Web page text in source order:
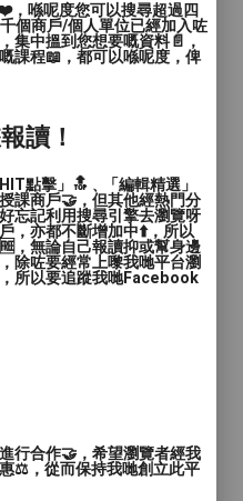
拍攝樂器表
器，補光燈 。
荔枝角區） 。
喺呢度您可以搜尋超過四
個商戶/個人單位已經加入咗
集中搵到您想要嘅資料📄，
課程📖，都可以喺呢度，俾
讀！
點擊」🔝﹑「編輯精選」
課商戶🤝，但其他經熱門分
忘記利用搜尋引擎去瀏覽呀
，亦都不斷增加中⬆️，所以
，無論自己報讀抑或幫身邊
除咗要經常上嚟我哋平台瀏
所以要追蹤我哋Facebook
行合作🤝，希望瀏覽者經我
⚖️，從而保持我哋創立此平